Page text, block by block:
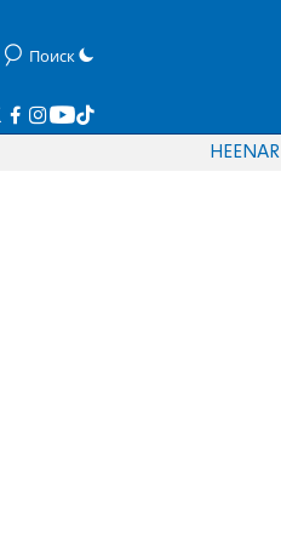
Поиск
HEENAR